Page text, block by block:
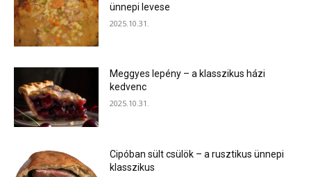
ünnepi levese
2025.10.31.
Meggyes lepény – a klasszikus házi
kedvenc
2025.10.31.
Cipóban sült csülök – a rusztikus ünnepi
klasszikus